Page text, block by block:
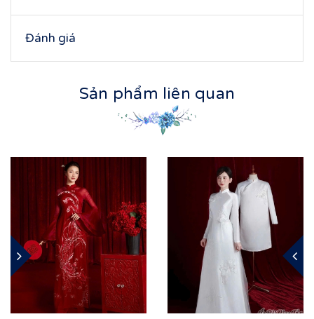
Đánh giá
Sản phẩm liên quan